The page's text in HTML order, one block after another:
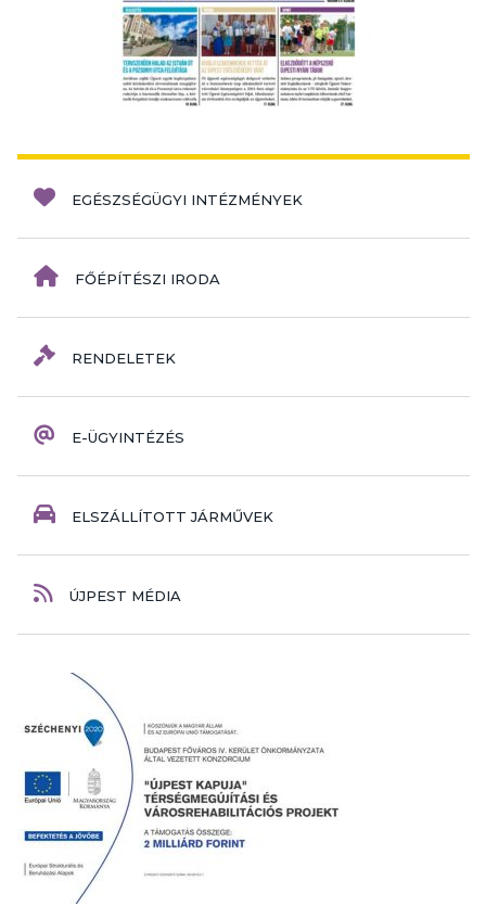
EGÉSZSÉGÜGYI INTÉZMÉNYEK
FŐÉPÍTÉSZI IRODA
RENDELETEK
E-ÜGYINTÉZÉS
ELSZÁLLÍTOTT JÁRMŰVEK
ÚJPEST MÉDIA